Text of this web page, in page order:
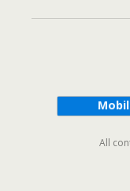
All